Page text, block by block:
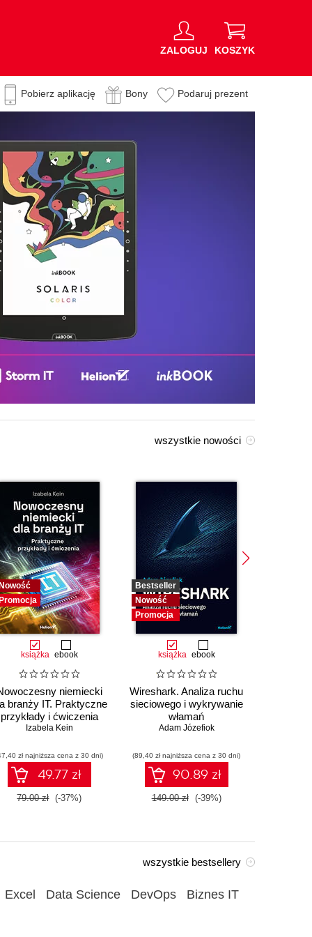
ZALOGUJ KOSZYK
Pobierz aplikację Bony Podaruj prezent
wszystkie nowości
Nowość
Promocja
książka ebook
niemiecki
branży IT. Praktyczne
przykłady i ćwiczenia
Izabela Kein
zł najniższa cena z 30 dni)
49.77 zł
79.00 zł (-37%)
Bestseller
Nowość
Promocja
książka ebook
Wireshark. Analiza ruchu
sieciowego i wykrywanie
włamań
Adam Józefiok
(89,40 zł najniższa cena z 30 dni)
90.89 zł
149.00 zł (-39%)
wszystkie bestsellery
Excel Data Science DevOps Biznes IT